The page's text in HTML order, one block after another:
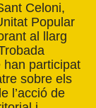
Celoni,
Popular
al llarg
han participat
sobre els
l’acció de